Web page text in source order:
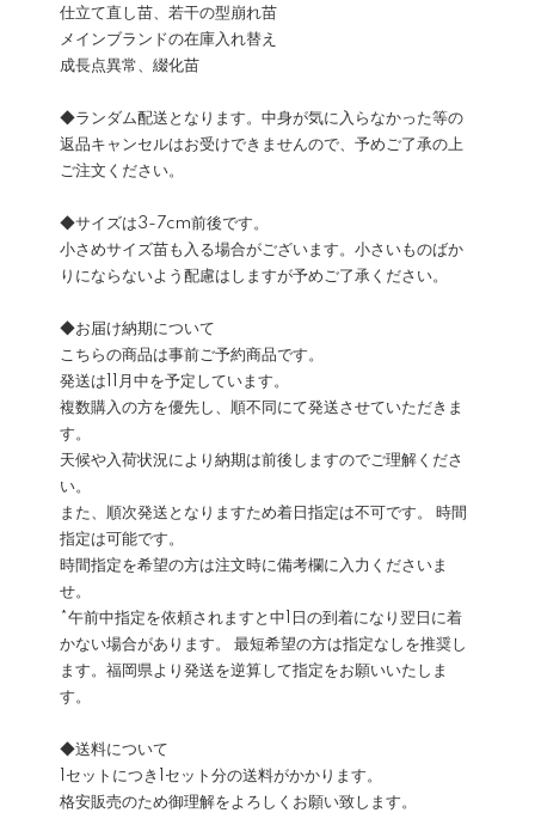
仕立て直し苗、若干の型崩れ苗
メインブランドの在庫入れ替え
成長点異常、綴化苗
◆ランダム配送となります。中身が気に入らなかった等の
返品キャンセルはお受けできませんので、予めご了承の上
ご注文ください。
◆サイズは3-7cm前後です。
小さめサイズ苗も入る場合がございます。小さいものばか
りにならないよう配慮はしますが予めご了承ください。
◆お届け納期について
こちらの商品は事前ご予約商品です。
発送は11月中を予定しています。
複数購入の方を優先し、順不同にて発送させていただきま
す。
天候や入荷状況により納期は前後しますのでご理解くださ
い。
また、順次発送となりますため着日指定は不可です。 時間
指定は可能です。
時間指定を希望の方は注文時に備考欄に入力くださいま
せ。
*午前中指定を依頼されますと中1日の到着になり翌日に着
かない場合があります。 最短希望の方は指定なしを推奨し
ます。福岡県より発送を逆算して指定をお願いいたしま
す。
◆送料について
1セットにつき1セット分の送料がかかります。
格安販売のため御理解をよろしくお願い致します。